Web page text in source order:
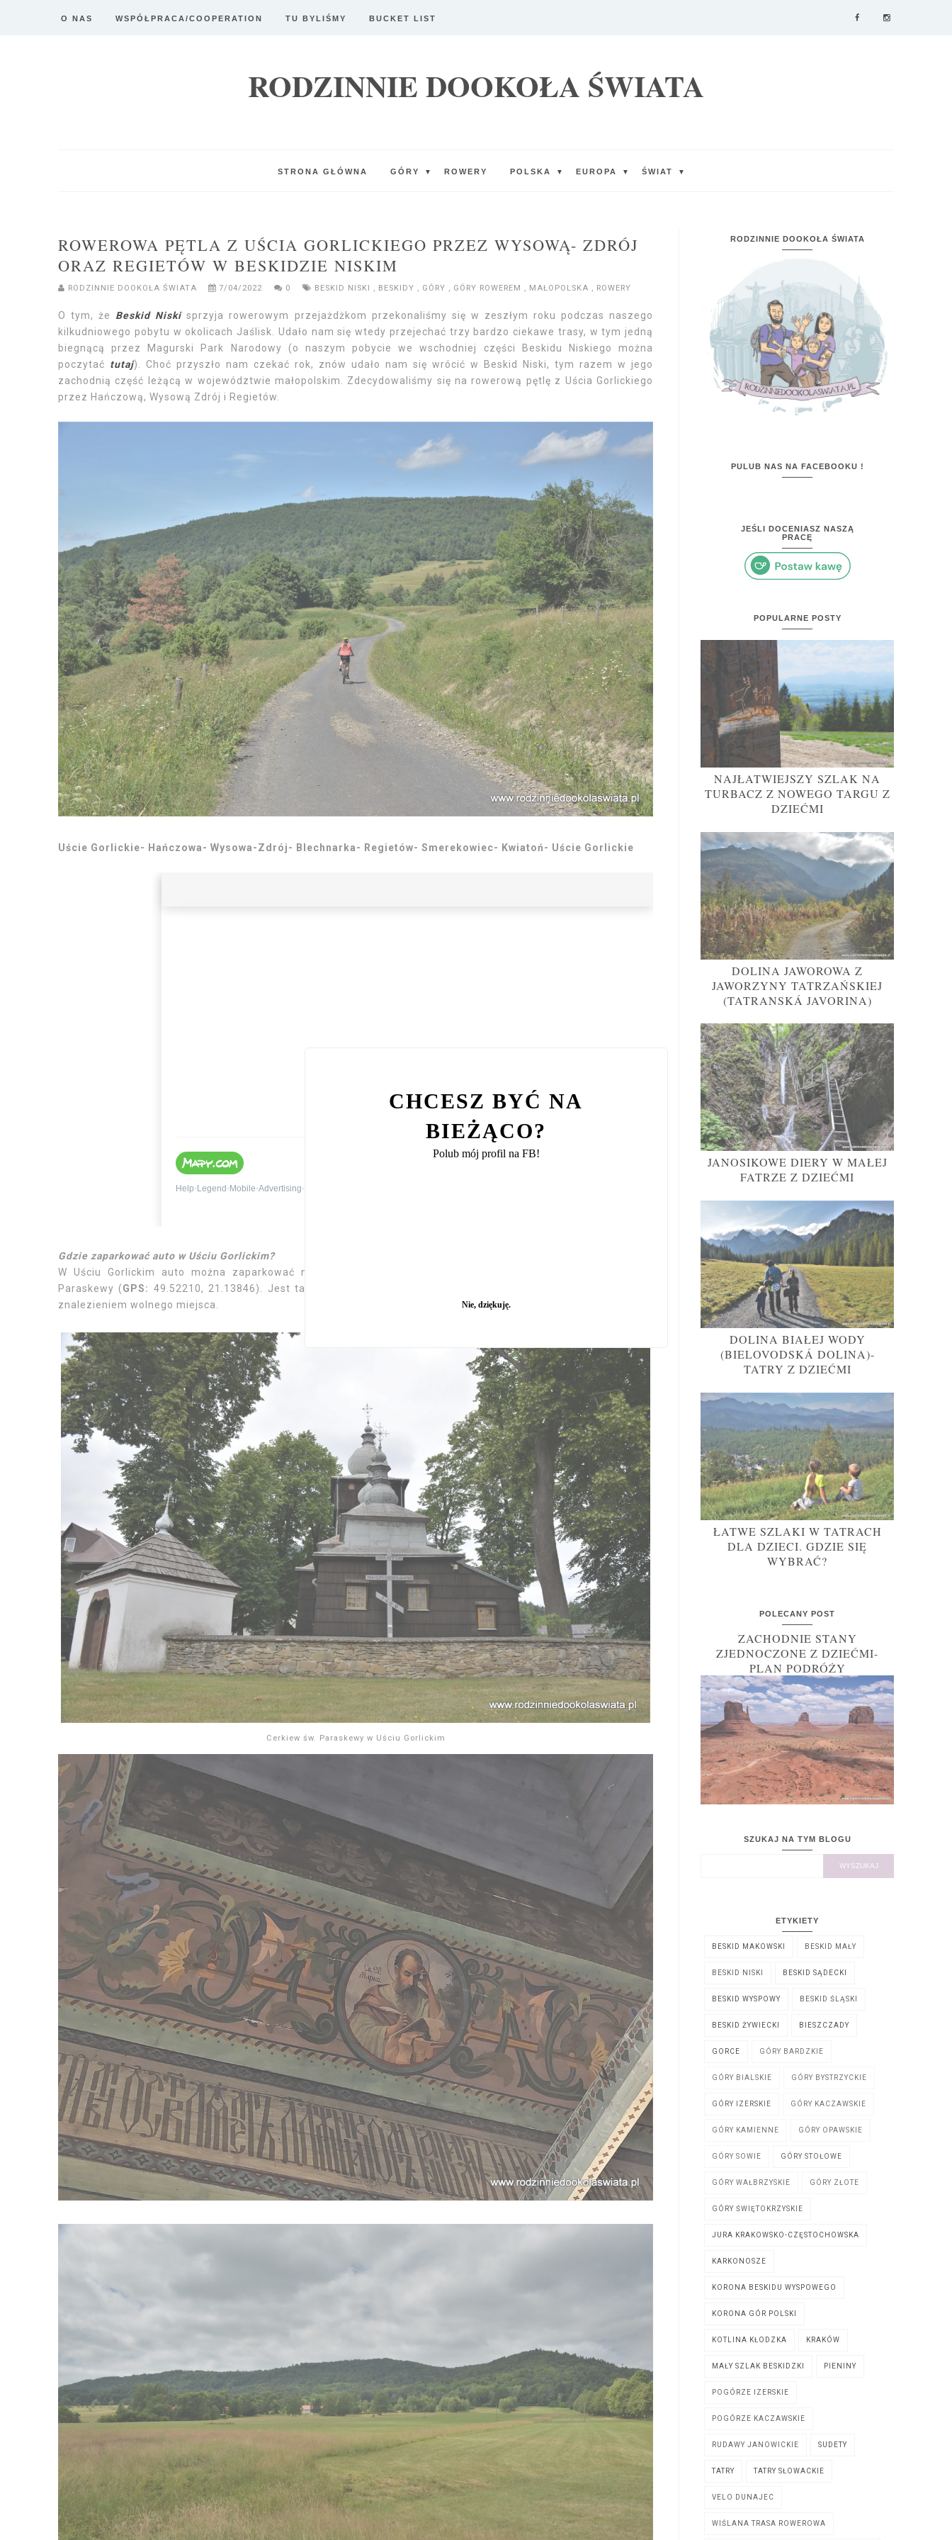
O NAS WSPÓŁPRACA/COOPERATION TU BYLIŚMY BUCKET LIST
RODZINNIE DOOKOŁA ŚWIATA
STRONA GŁÓWNA GÓRY ▼ ROWERY POLSKA ▼ EUROPA ▼ ŚWIAT ▼
ROWEROWA PĘTLA Z UŚCIA GORLICKIEGO PRZEZ WYSOWĄ- ZDRÓJ
ORAZ REGIETÓW W BESKIDZIE NISKIM
RODZINNIE DOOKOŁA ŚWIATA 7/04/2022 0 BESKID NISKI , BESKIDY , GÓRY , GÓRY ROWEREM , MAŁOPOLSKA , ROWERY
O tym, że Beskid Niskisprzyja rowerowym przejażdżkom przekonaliśmy się w zeszłym roku podczas naszego
kilkudniowego pobytu w okolicach Jaślisk. Udało nam się wtedy przejechać trzy bardzo ciekawe trasy, w tym jedną
biegnącą przez Magurski Park Narodowy (o naszym pobycie we wschodniej części Beskidu Niskiego można
poczytać tutaj). Choć przyszło nam czekać rok, znów udało nam się wrócić w Beskid Niski, tym razem w jego
zachodnią część leżącą w województwie małopolskim. Zdecydowaliśmy się na rowerową pętlę z Uścia Gorlickiego
przez Hańczową, Wysową Zdrój i Regietów.
Uście Gorlickie- Hańczowa- Wysowa-Zdrój- Blechnarka- Regietów- Smerekowiec- Kwiatoń- Uście Gorlickie
Gdzie zaparkować auto w Uściu Gorlickim?
W Uściu Gorlickim auto można zaparkować na darowym parkingu znajdującym się na przeciwko Cerkwi św.
Paraskewy (GPS: 49.52210, 21.13846). Jest tam sporo miejsc parkingowych, więc nie powinno być problemu ze
znalezieniem wolnego miejsca.
Cerkiew św. Paraskewy w Uściu Gorlickim
RODZINNIE DOOKOŁA ŚWIATA
PULUB NAS NA FACEBOOKU !
JEŚLI DOCENIASZ NASZĄ
PRACĘ
POPULARNE POSTY
NAJŁATWIEJSZY SZLAK NA
TURBACZ Z NOWEGO TARGU Z
DZIEĆMI
DOLINA JAWOROWA Z
JAWORZYNY TATRZAŃSKIEJ
(TATRANSKÁ JAVORINA)
JANOSIKOWE DIERY W MAŁEJ
FATRZE Z DZIEĆMI
DOLINA BIAŁEJ WODY
(BIELOVODSKÁ DOLINA)-
TATRY Z DZIEĆMI
ŁATWE SZLAKI W TATRACH
DLA DZIECI. GDZIE SIĘ
WYBRAĆ?
POLECANY POST
ZACHODNIE STANY
ZJEDNOCZONE Z DZIEĆMI-
PLAN PODRÓŻY
SZUKAJ NA TYM BLOGU
ETYKIETY
BESKID MAKOWSKI BESKID MAŁY
BESKID NISKI BESKID SĄDECKI
BESKID WYSPOWY BESKID ŚLĄSKI
BESKID ŻYWIECKI BIESZCZADY
GORCE GÓRY BARDZKIE
GÓRY BIALSKIE GÓRY BYSTRZYCKIE
GÓRY IZERSKIE GÓRY KACZAWSKIE
GÓRY KAMIENNE GÓRY OPAWSKIE
GÓRY SOWIE GÓRY STOŁOWE
GÓRY WAŁBRZYSKIE GÓRY ZŁOTE
GÓRY ŚWIĘTOKRZYSKIE
JURA KRAKOWSKO-CZĘSTOCHOWSKA
KARKONOSZE
KORONA BESKIDU WYSPOWEGO
KORONA GÓR POLSKI
KOTLINA KŁODZKA KRAKÓW
MAŁY SZLAK BESKIDZKI PIENINY
POGÓRZE IZERSKIE
POGÓRZE KACZAWSKIE
RUDAWY JANOWICKIE SUDETY
TATRY TATRY SŁOWACKIE
VELO DUNAJEC
WIŚLANA TRASA ROWEROWA
CHCESZ BYĆ NA
BIEŻĄCO?
Polub mój profil na FB!